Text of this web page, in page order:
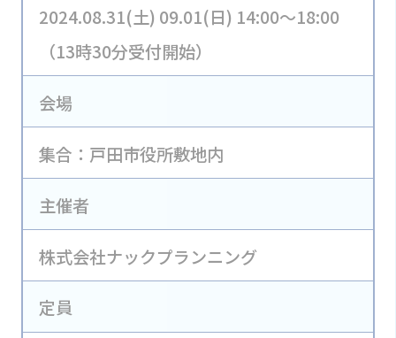
2024.08.31(土) 09.01(日) 14:00～18:00
（13時30分受付開始）
会場
集合：戸田市役所敷地内
主催者
株式会社ナックプランニング
定員